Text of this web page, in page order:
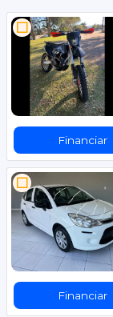
Financiar
Financiar